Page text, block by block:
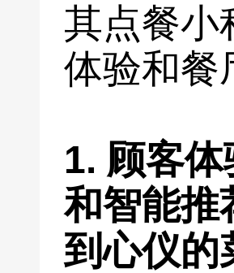
其点餐小
体验和餐
1. 顾客
和智能推
到心仪的